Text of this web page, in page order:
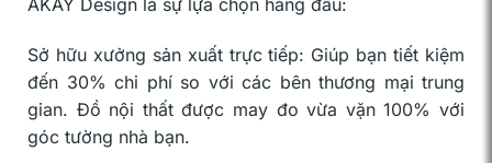
Sở hữu xưởng sản xuất trực tiếp: Giúp bạn tiết kiệm
đến 30% chi phí so với các bên thương mại trung
gian. Đồ nội thất được may đo vừa vặn 100% với
góc tường nhà bạn.